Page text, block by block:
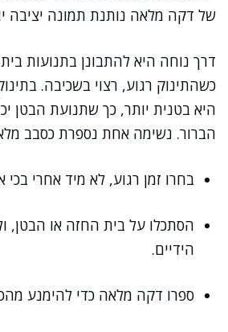
של דקה מלאה נותנת תמונה יציבה
דרך נוחה היא להתבונן בתנועות
כשהתינוק רגוע, רצוי בשכיבה.
היא בטנית יותר, כך שתנועת הבטן
הברור. נשימה אחת נספרת כסבב
בחרו זמן רגוע, לא מיד אחרי בכי
הסתכלו על בית החזה או הבטן,
הידיים.
ספרו דקה מלאה כדי להימנע